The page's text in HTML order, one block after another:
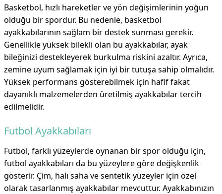
Basketbol, hızlı hareketler ve yön değişimlerinin yoğun
olduğu bir spordur. Bu nedenle, basketbol
ayakkabılarının sağlam bir destek sunması gerekir.
Genellikle yüksek bilekli olan bu ayakkabılar, ayak
bileğinizi destekleyerek burkulma riskini azaltır. Ayrıca,
zemine uyum sağlamak için iyi bir tutuşa sahip olmalıdır.
Yüksek performans gösterebilmek için hafif fakat
dayanıklı malzemelerden üretilmiş ayakkabılar tercih
edilmelidir.
Futbol Ayakkabıları
Futbol, farklı yüzeylerde oynanan bir spor olduğu için,
futbol ayakkabıları da bu yüzeylere göre değişkenlik
gösterir. Çim, halı saha ve sentetik yüzeyler için özel
olarak tasarlanmış ayakkabılar mevcuttur. Ayakkabınızın